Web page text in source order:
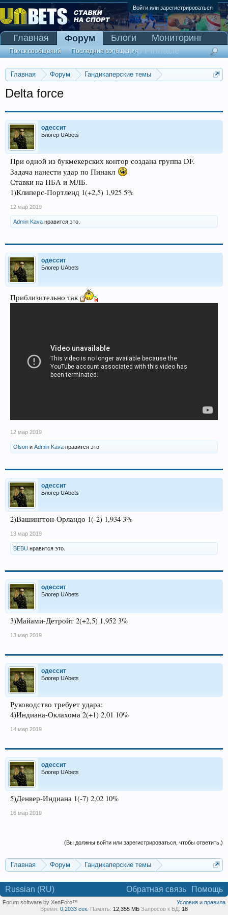
Войти или зарегистрироваться
Главная Форум
Гандикаперские темы
Delta force
одессит
Блогер UAbets
При одной из букмекерских контор создана группа DF.
Задача нанести удар по Пинакл
Ставки на НБА и МЛБ.
1)Клиперс-Портленд 1(+2,5) 1,925 5%
12 мар 2019
Admin Kava нравится это.
одессит
Блогер UAbets
Приблизительно так
12 мар 2019
Olson и Admin Kava нравится это.
одессит
Блогер UAbets
2)Вашингтон-Орландо 1(-2) 1,934 3%
13 мар 2019
BEBU нравится это.
одессит
Блогер UAbets
3)Майами-Детройт 2(+2,5) 1,952 3%
13 мар 2019
одессит
Блогер UAbets
Руководство требует удара:
4)Индиана-Оклахома 2(+1) 2,01 10%
14 мар 2019
одессит
Блогер UAbets
5)Денвер-Индиана 1(-7) 2,02 10%
16 мар 2019
(Вы должны войти или зарегистрироваться, чтобы ответить.)
Главная Форум
Гандикаперские темы
Главная Форум
Поиск сообщений Последние сообщения
Блоги
Мониторинг
Сканер Pinnacle
Russian (RU) Обратная связь Помощь
Условия и правила
Forum software by XenForo™
Время: 0,2033 сек. Память: 12,355 МБ Запросов к БД: 18